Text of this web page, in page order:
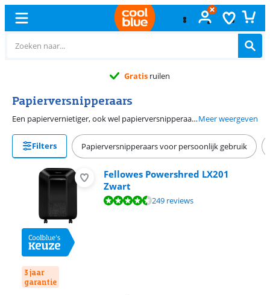
Gratis ruilen
Papierversnipperaars
Een papiervernietiger, ook wel papierversnipperaar of shredder genoemd, versnippert papier zodat de tekst niet meer leesbaar is. Er zijn verschillende klassen volgens de DIN norm. Hoe hoger de DIN P-waarde, hoe kleiner de snippers. Wil je voldoen aan de AVG-norm, kies dan een shredder met minimaal P-4 niveau. Je vernietigt het papier handmatig of je neemt een shredder die automatisch een stapel papier versnippert. Er zijn ook versnipperaars zonder afkoelperiode. Dan versnipper je continu zonder dat je tussendoor moet wachten.Meer weergeven
Filters Papierversnipperaars voor persoonlijk gebruik
3 jaar
garantie
Fellowes Powershred LX201
Zwart
Beoordeling is 8,5 van de 10, gebaseerd op 249 reviews.
249 reviews